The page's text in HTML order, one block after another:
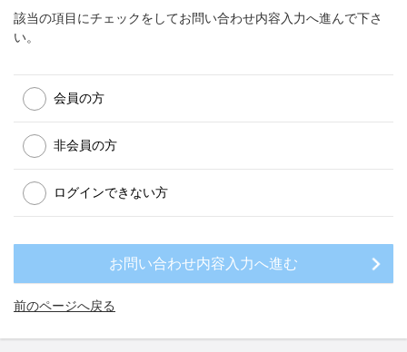
該当の項目にチェックをしてお問い合わせ内容入力へ進んで下さ
い。
会員の方
非会員の方
ログインできない方
前のページへ戻る